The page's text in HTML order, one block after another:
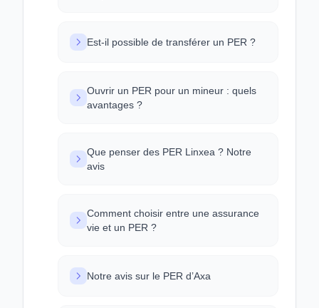
Est-il possible de transférer un PER ?
Ouvrir un PER pour un mineur : quels
avantages ?
Que penser des PER Linxea ? Notre
avis
Comment choisir entre une assurance
vie et un PER ?
Notre avis sur le PER d’Axa